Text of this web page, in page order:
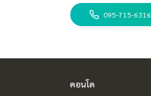
095-715-6316
คอนโด